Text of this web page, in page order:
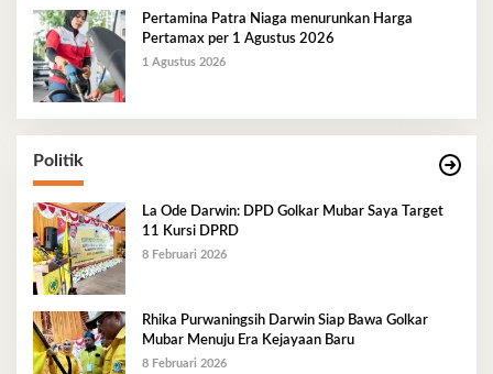
Pertamina Patra Niaga menurunkan Harga
Pertamax per 1 Agustus 2026
1 Agustus 2026
Politik
La Ode Darwin: DPD Golkar Mubar Saya Target
11 Kursi DPRD
8 Februari 2026
Rhika Purwaningsih Darwin Siap Bawa Golkar
Mubar Menuju Era Kejayaan Baru
8 Februari 2026